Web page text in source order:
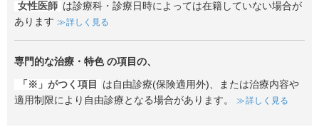
女性医師 は診療科・診療日時によっては在籍していない場合が
あります
詳しく見る
専門的な治療・特色の項目の、
「※」がつく項目
は自由診療(保険適用外)、または治療内容や
適用制限により自由診療となる場合があります。
詳しく見る